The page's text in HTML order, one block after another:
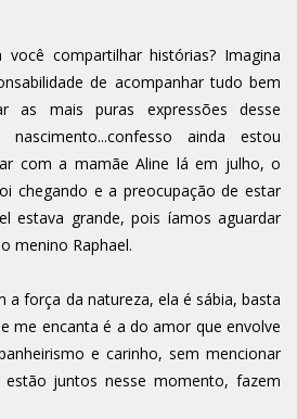
compartilhar histórias? Imagina
de acompanhar tudo bem
as mais puras expressões desse
ainda estou
com a mamãe Aline lá em julho, o
chegando e a preocupação de estar
estava grande, pois íamos aguardar
menino Raphael.
a força da natureza, ela é sábia, basta
me encanta é a do amor que envolve
e carinho, sem mencionar
juntos nesse momento, fazem